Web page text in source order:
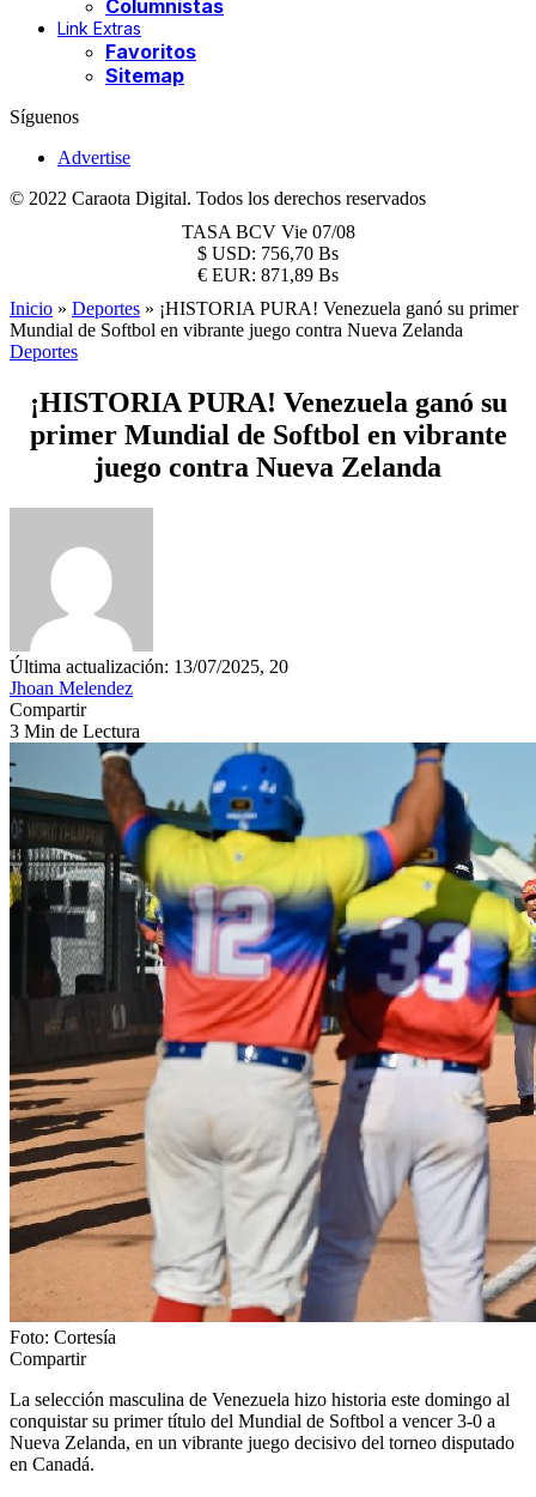
Columnistas
Link Extras
Favoritos
Sitemap
Síguenos
Advertise
© 2022 Caraota Digital. Todos los derechos reservados
TASA BCV Vie 07/08
$ USD: 756,70 Bs
€ EUR: 871,89 Bs
Inicio » Deportes » ¡HISTORIA PURA! Venezuela ganó su primer
Mundial de Softbol en vibrante juego contra Nueva Zelanda
Deportes
¡HISTORIA PURA! Venezuela ganó su
primer Mundial de Softbol en vibrante
juego contra Nueva Zelanda
Última actualización: 13/07/2025, 20
Jhoan Melendez
Compartir
3 Min de Lectura
Foto: Cortesía
Compartir
La selección masculina de Venezuela hizo historia este domingo al
conquistar su primer título del Mundial de Softbol a vencer 3-0 a
Nueva Zelanda, en un vibrante juego decisivo del torneo disputado
en Canadá.